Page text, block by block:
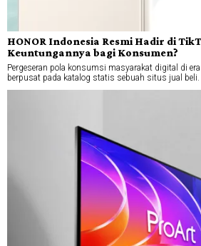
HONOR Indonesia Resmi Hadir di
Keuntungannya bagi Konsumen?
Pergeseran pola konsumsi masyarakat digital di
berpusat pada katalog statis sebuah situs jual beli.